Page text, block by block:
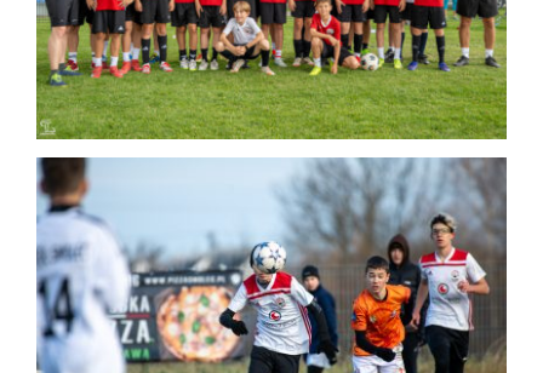
Mecz
2024-11-23 STS Sokół Smolec – Orzeł
Jelcz-Laskowice, Trampkarz1 (3:1)
Mecz